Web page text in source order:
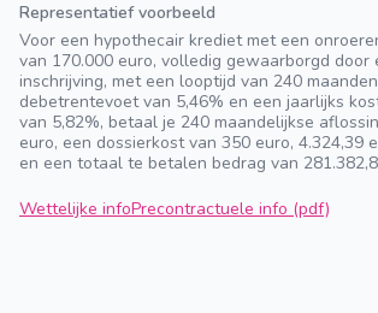
Representatief voorbeeld
Voor een hypothecair krediet met een
van 170.000 euro, volledig gewaarborgd door
inschrijving, met een looptijd van 240
debetrentevoet van 5,46% en een jaarlijks
van 5,82%, betaal je 240 maandelijkse
euro, een dossierkost van 350 euro, 4.324,39
en een totaal te betalen bedrag van
Wettelijke infoPrecontractuele info (pdf)